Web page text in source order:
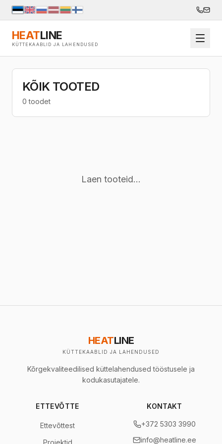
HEATLINE
KÜTTEKAABLID JA LAHENDUSED
KÕIK TOOTED
0 toodet
Laen tooteid...
HEATLINE
KÜTTEKAABLID JA LAHENDUSED
Kõrgekvaliteedilised küttelahendused tööstusele ja
kodukasutajatele.
ETTEVÕTTE
Ettevõttest
Projektid
KONTAKT
+372 5303 3990
info@heatline.ee